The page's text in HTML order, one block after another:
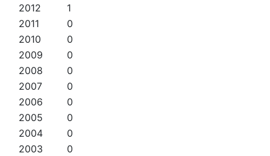
2012
1
2011
0
2010
0
2009
0
2008
0
2007
0
2006
0
2005
0
2004
0
2003
0